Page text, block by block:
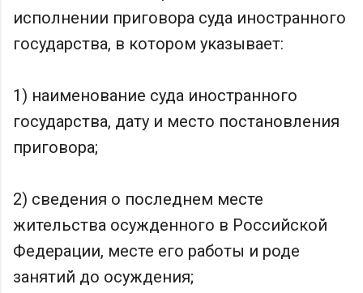
исполнении приговора суда иностранного
государства, в котором указывает:
1) наименование суда иностранного
государства, дату и место постановления
приговора;
2) сведения о последнем месте
жительства осужденного в Российской
Федерации, месте его работы и роде
занятий до осуждения;